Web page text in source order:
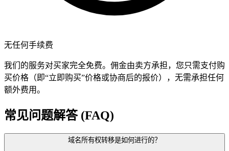
无任何手续费
我们的服务对买家完全免费。佣金由卖方承担，您只需支付购
买价格（即“立即购买”价格或协商后的报价），无需承担任何
额外费用。
常见问题解答 (FAQ)
域名所有权转移是如何进行的？